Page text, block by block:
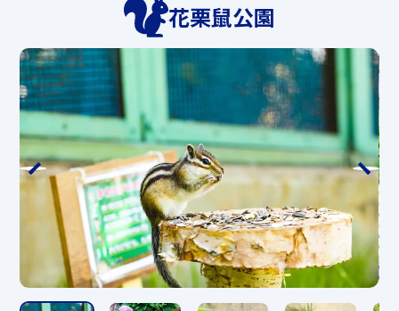
花栗鼠公園
營運公司客服080-4046-8882（受理時間1
6:00-17:30）
伴侶官方主頁
https://mate-hotairballoo
n.com/
*淡季期間，只能透過電子郵件詢問交配事
宜。
E-Mail mail●mate-hotairballoon.com
*以上電子郵件地址已部分更改，以防止垃
圾郵件。
發送前請將●部分更改為@。
發送時請輸入您的姓名和聯絡資訊。
防範措施